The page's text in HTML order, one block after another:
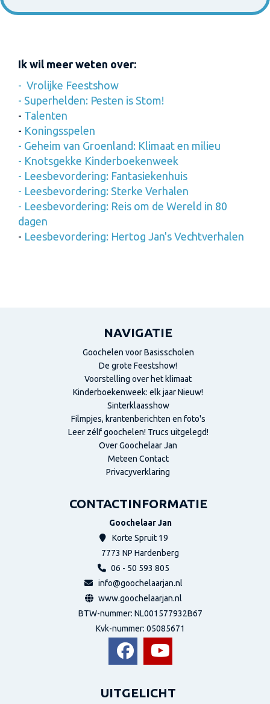
Ik wil meer weten over:
- Vrolijke Feestshow
- Superhelden: Pesten is Stom!
- Talenten
- Koningsspelen
- Geheim van Groenland: Klimaat en milieu
- Knotsgekke Kinderboekenweek
- Leesbevordering: Fantasiekenhuis
- Leesbevordering: Sterke Verhalen
- Leesbevordering: Reis om de Wereld in 80
dagen
- Leesbevordering: Hertog Jan's Vechtverhalen
NAVIGATIE
Goochelen voor Basisscholen
De grote Feestshow!
Voorstelling over het klimaat
Kinderboekenweek: elk jaar Nieuw!
Sinterklaasshow
Filmpjes, krantenberichten en foto's
Leer zélf goochelen! Trucs uitgelegd!
Over Goochelaar Jan
Meteen Contact
Privacyverklaring
CONTACTINFORMATIE
Goochelaar Jan
Korte Spruit 19
7773 NP Hardenberg
06 - 50 593 805
info@goochelaarjan.nl
www.goochelaarjan.nl
BTW-nummer: NL001577932B67
Kvk-nummer: 05085671
UITGELICHT